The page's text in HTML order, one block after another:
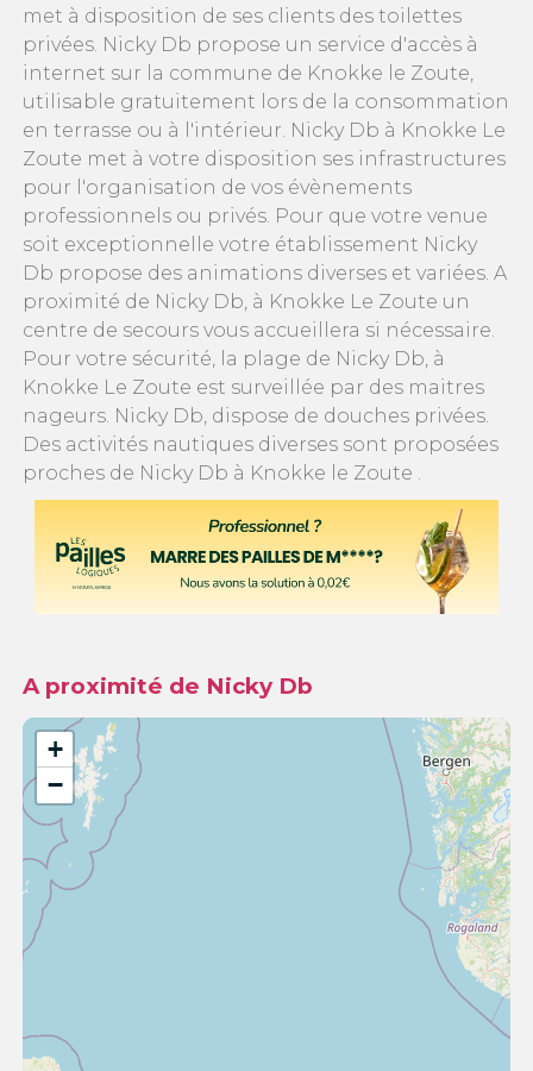
met à disposition de ses clients des toilettes
privées. Nicky Db propose un service d'accès à
internet sur la commune de Knokke le Zoute,
utilisable gratuitement lors de la consommation
en terrasse ou à l'intérieur. Nicky Db à Knokke Le
Zoute met à votre disposition ses infrastructures
pour l'organisation de vos évènements
professionnels ou privés. Pour que votre venue
soit exceptionnelle votre établissement Nicky
Db propose des animations diverses et variées. A
proximité de Nicky Db, à Knokke Le Zoute un
centre de secours vous accueillera si nécessaire.
Pour votre sécurité, la plage de Nicky Db, à
Knokke Le Zoute est surveillée par des maitres
nageurs. Nicky Db, dispose de douches privées.
Des activités nautiques diverses sont proposées
proches de Nicky Db à Knokke le Zoute .
A proximité de Nicky Db
+
−